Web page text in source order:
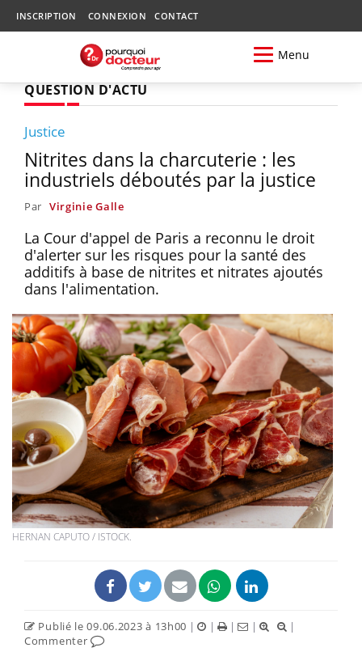
INSCRIPTION CONNEXION CONTACT
Menu
QUESTION D'ACTU
Justice
Nitrites dans la charcuterie : les
industriels déboutés par la justice
Par Virginie Galle
La Cour d'appel de Paris a reconnu le droit
d'alerter sur les risques pour la santé des
additifs à base de nitrites et nitrates ajoutés
dans l'alimentation.
HERNAN CAPUTO / ISTOCK.
Publié le 09.06.2023 à 13h00 | | | |
|
Commenter